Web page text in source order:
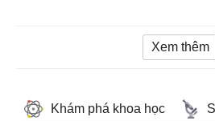
Xem thêm
Khám phá khoa học